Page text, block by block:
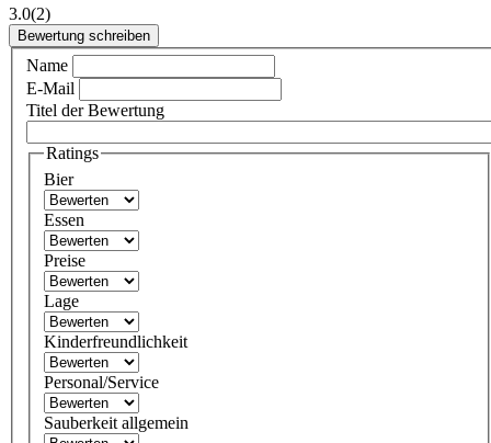
3.0(2)
Bewertung schreiben
Name
E-Mail
Titel der Bewertung
Ratings
Bier
Essen
Preise
Lage
Kinderfreundlichkeit
Personal/Service
Sauberkeit allgemein